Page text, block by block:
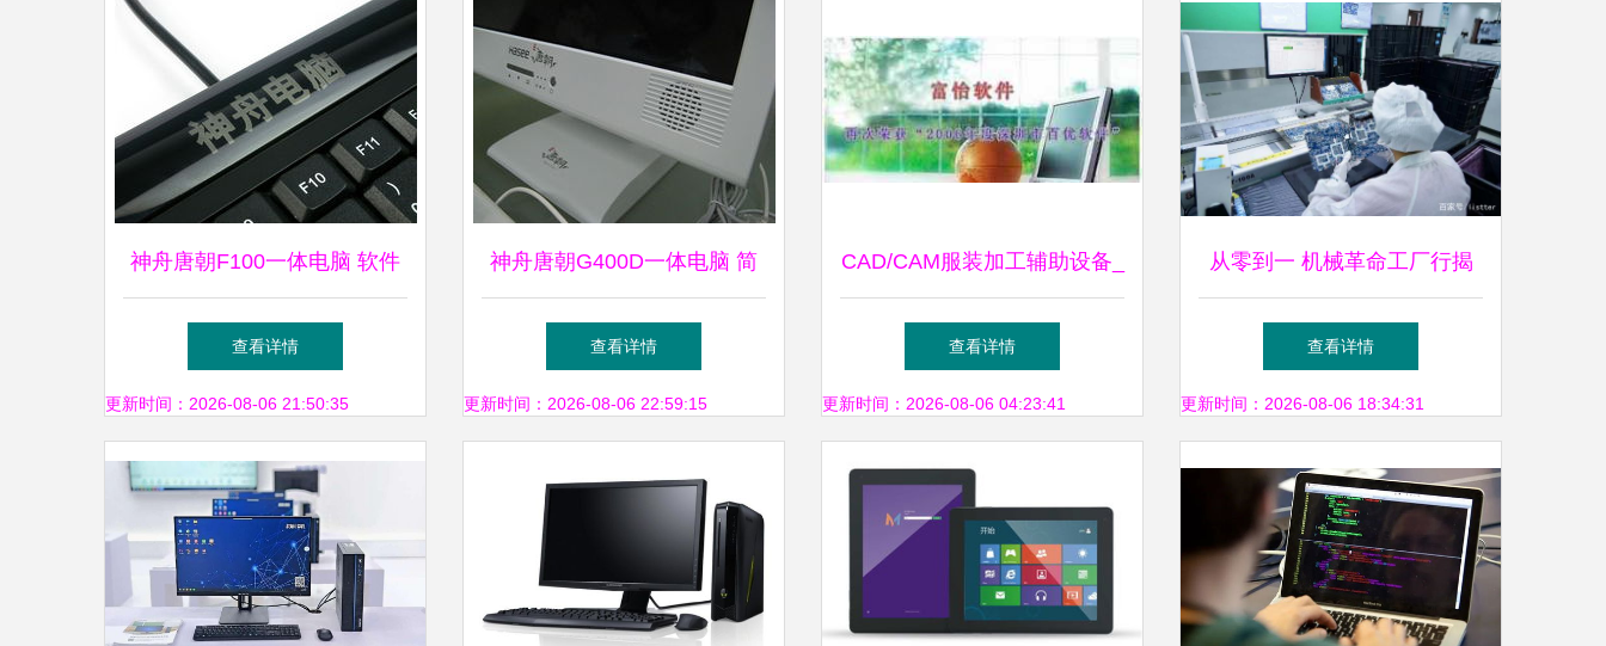
神舟唐朝F100一体电脑 软件
与辅助设备的完美结合
查看详情
更新时间：2026-08-06 21:50:35
神舟唐朝G400D一体电脑 简
约设计中的性能典范
查看详情
更新时间：2026-08-06 22:59:15
CAD/CAM服装加工辅助设备_
机械及行业设备_世界工厂网
中国产品信息库
查看详情
更新时间：2026-08-06 04:23:41
从零到一 机械革命工厂行揭
秘笔记本制造全流程
查看详情
更新时间：2026-08-06 18:34:31